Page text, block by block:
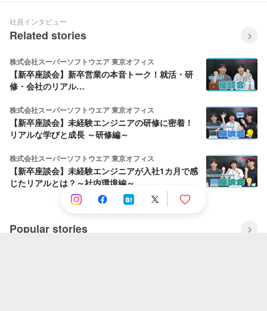
社員インタビュー
Related stories
株式会社スーパーソフトウエア 東京オフィス
【新卒座談会】新卒営業の本音トーク！就活・研
修・会社のリアル…
株式会社スーパーソフトウエア 東京オフィス
【新卒座談会】未経験エンジニアの研修に密着！
リアルな学びと成長 ～研修編～
株式会社スーパーソフトウエア 東京オフィス
【新卒座談会】未経験エンジニアが入社1カ月で感
じたリアルとは？～社内環境編～
Popular stories